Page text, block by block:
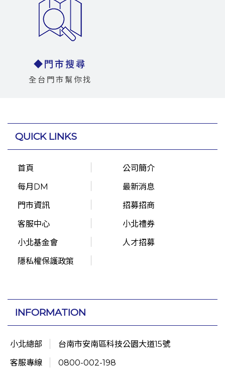
◆門市搜尋
全台門市幫你找
QUICK LINKS
首頁
公司簡介
每月DM
最新消息
門市資訊
招募招商
客服中心
小北禮券
小北基金會
人才招募
隱私權保護政策
INFORMATION
小北總部
台南市安南區科技公園大道15號
客服專線
0800-002-198